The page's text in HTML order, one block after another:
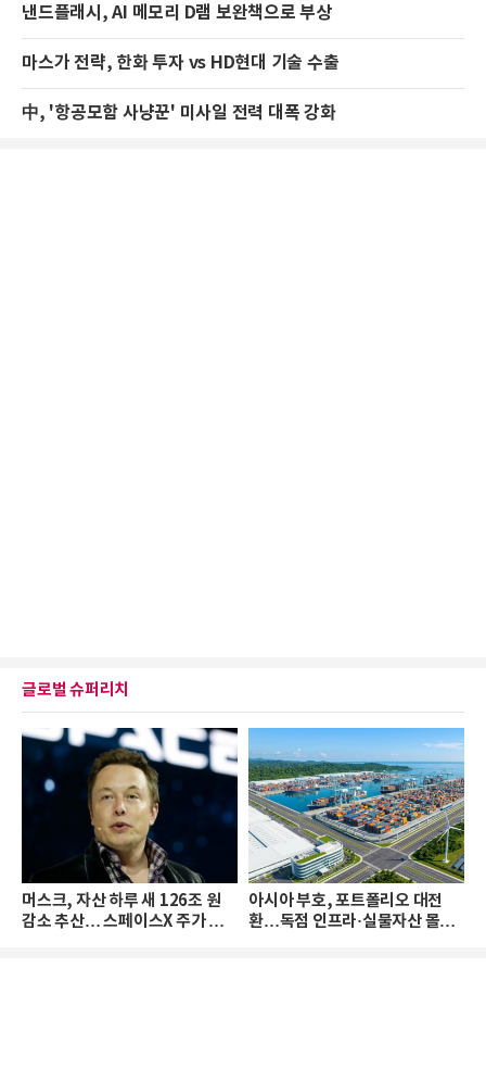
낸드플래시, AI 메모리 D램 보완책으로 부상
마스가 전략, 한화 투자 vs HD현대 기술 수출
中, '항공모함 사냥꾼' 미사일 전력 대폭 강화
글로벌 슈퍼리치
머스크, 자산 하루 새 126조 원
감소 추산… 스페이스X 주가 하
아시아 부호, 포트폴리오 대전
환…독점 인프라·실물자산 몰린